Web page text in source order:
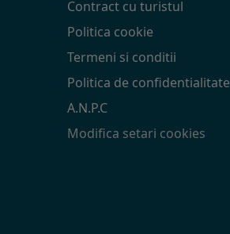
Contract cu turistul
Politica cookie
Termeni si conditii
Politica de confidentialitate
A.N.P.C
Modifica setari cookies